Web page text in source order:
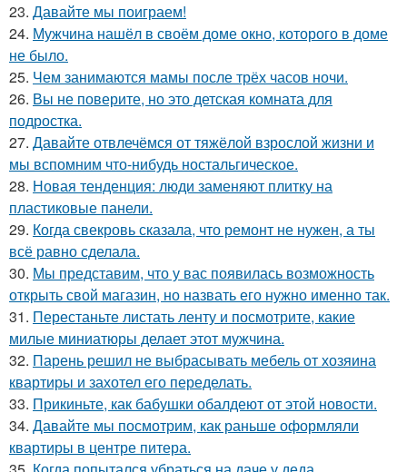
23. Давайте мы поиграем!
24. Мужчина нашёл в своём доме окно, которого в доме
не было.
25. Чем занимаются мамы после трёх часов ночи.
26. Вы не поверите, но это детская комната для
подростка.
27. Давайте отвлечёмся от тяжёлой взрослой жизни и
мы вспомним что-нибудь ностальгическое.
28. Новая тенденция: люди заменяют плитку на
пластиковые панели.
29. Когда свекровь сказала, что ремонт не нужен, а ты
всё равно сделала.
30. Мы представим, что у вас появилась возможность
открыть свой магазин, но назвать его нужно именно так.
31. Перестаньте листать ленту и посмотрите, какие
милые миниатюры делает этот мужчина.
32. Парень решил не выбрасывать мебель от хозяина
квартиры и захотел его переделать.
33. Прикиньте, как бабушки обалдеют от этой новости.
34. Давайте мы посмотрим, как раньше оформляли
квартиры в центре питера.